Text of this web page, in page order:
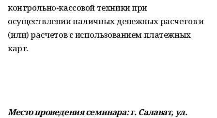
контрольно-кассовой техники при
осуществлении наличных денежных расчетов и
(или) расчетов с использованием платежных
карт.
Место проведения семинара:г. Салават, ул.